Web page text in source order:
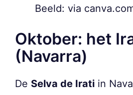
Beeld: via
Oktober: het
(Navarra)
De Selva de Irati in